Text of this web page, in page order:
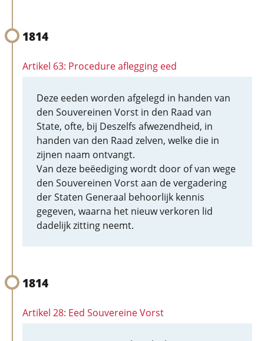
1814
Artikel 63: Procedure aflegging eed
Deze eeden worden afgelegd in handen van
den Souvereinen Vorst in den Raad van
State, ofte, bij Deszelfs afwezendheid, in
handen van den Raad zelven, welke die in
zijnen naam ontvangt.
Van deze beëediging wordt door of van wege
den Souvereinen Vorst aan de vergadering
der Staten Generaal behoorlijk kennis
gegeven, waarna het nieuw verkoren lid
dadelijk zitting neemt.
1814
Artikel 28: Eed Souvereine Vorst